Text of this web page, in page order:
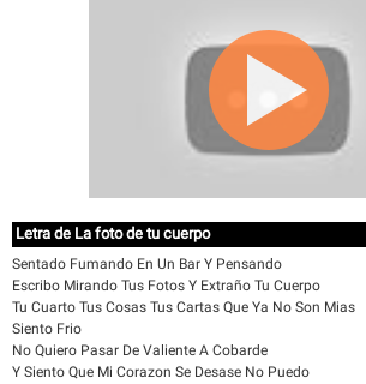
Letra de La foto de tu cuerpo
Sentado Fumando En Un Bar Y Pensando
Escribo Mirando Tus Fotos Y Extraño Tu Cuerpo
Tu Cuarto Tus Cosas Tus Cartas Que Ya No Son Mias
Siento Frio
No Quiero Pasar De Valiente A Cobarde
Y Siento Que Mi Corazon Se Desase No Puedo